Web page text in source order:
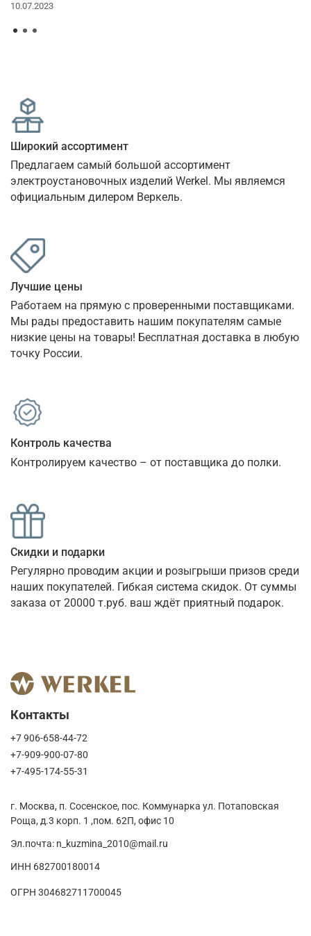
10.07.2023
Широкий ассортимент
Предлагаем самый большой ассортимент
электроустановочных изделий Werkel. Мы являемся
официальным дилером Веркель.
Лучшие цены
Работаем на прямую с проверенными поставщиками.
Мы рады предоставить нашим покупателям самые
низкие цены на товары! Бесплатная доставка в любую
точку России.
Контроль качества
Контролируем качество – от поставщика до полки.
Скидки и подарки
Регулярно проводим акции и розыгрыши призов среди
наших покупателей. Гибкая система скидок. От суммы
заказа от 20000 т.руб. ваш ждёт приятный подарок.
Контакты
+7 906-658-44-72
+7-909-900-07-80
+7-495-174-55-31
г. Москва, п. Сосенское, пос. Коммунарка ул. Потаповская
Роща, д.3 корп. 1 ,пом. 62П, офис 10
Эл.почта: n_kuzmina_2010@mail.ru
ИНН 682700180014
ОГРН 304682711700045